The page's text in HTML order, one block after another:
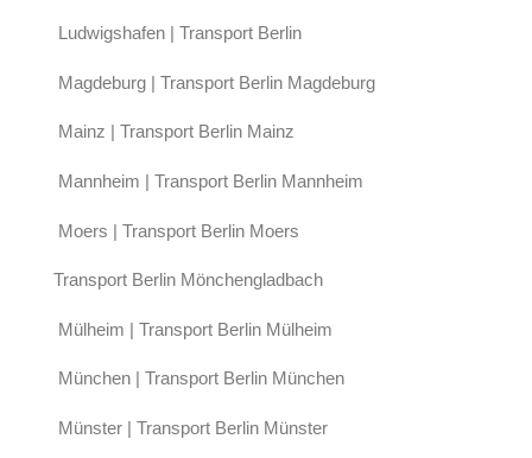
Ludwigshafen | Transport Berlin
Magdeburg | Transport Berlin Magdeburg
Mainz | Transport Berlin Mainz
Mannheim | Transport Berlin Mannheim
Moers | Transport Berlin Moers
Transport Berlin Mönchengladbach
Mülheim | Transport Berlin Mülheim
München | Transport Berlin München
Münster | Transport Berlin Münster